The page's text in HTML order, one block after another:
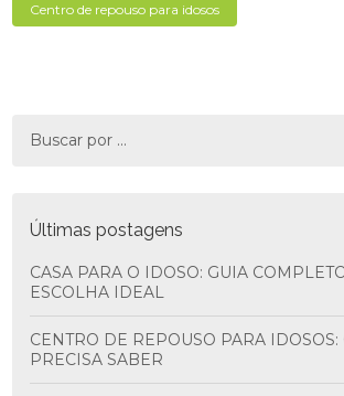
Centro de repouso para idosos
Últimas postagens
CASA PARA O IDOSO: GUIA COMPLETO PARA UMA
ESCOLHA IDEAL
CENTRO DE REPOUSO PARA IDOSOS: O QUE VOCÊ
PRECISA SABER